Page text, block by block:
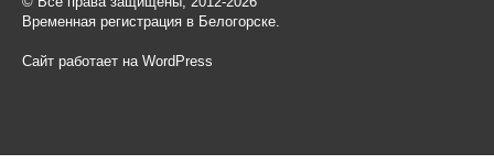
Временная регистрация в Белогорске.
Сайт работает на WordPress